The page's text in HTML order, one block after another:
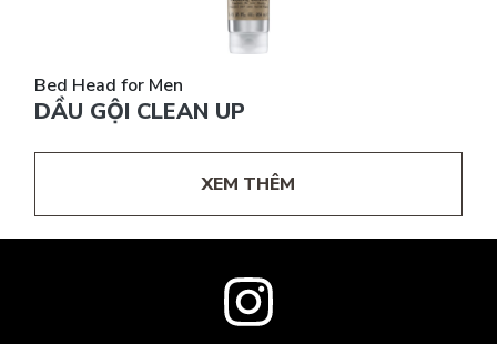
Bed Head for Men
DẦU GỘI CLEAN UP
XEM THÊM